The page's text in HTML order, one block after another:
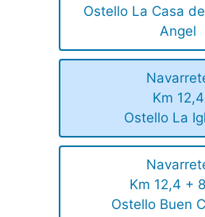
Ostello La Casa
Angel
Km 12,4
Ostello La
Km 12,4 +
Ostello Buen